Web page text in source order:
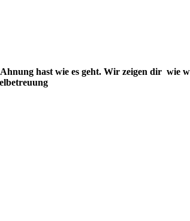
hast wie es geht. Wir zeigen dir wie